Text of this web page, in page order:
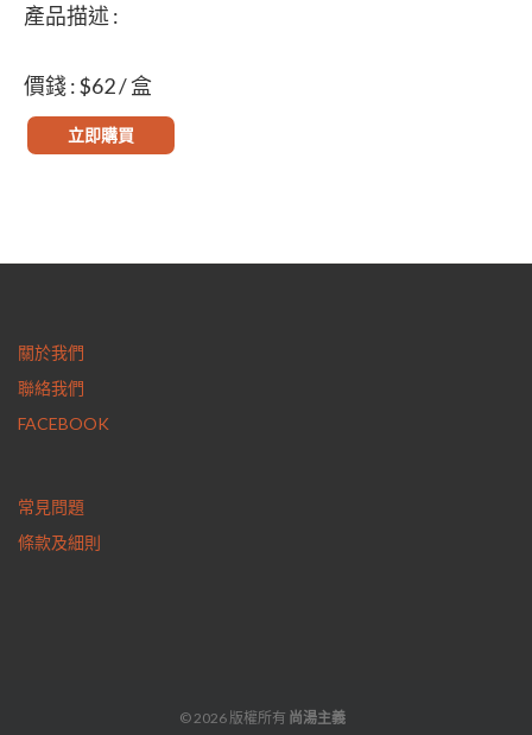
產品描述 :
價錢 : $62 / 盒
立即購買
關於我們
聯絡我們
FACEBOOK
常見問題
條款及細則
© 2026 版權所有 尚湯主義